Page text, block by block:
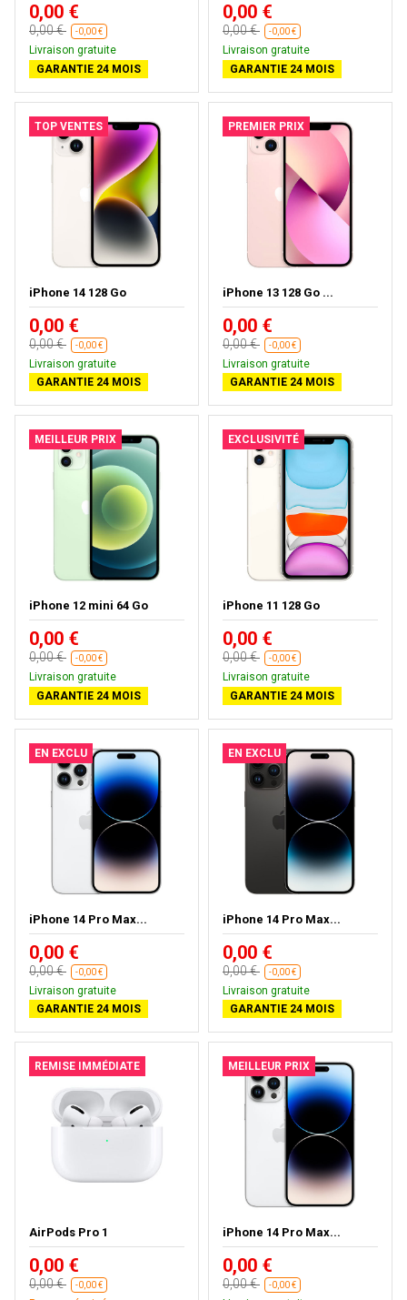
0,00 €
0,00 € -0,00 €
Livraison gratuite
GARANTIE 24 MOIS
0,00 €
0,00 € -0,00 €
Livraison gratuite
GARANTIE 24 MOIS
TOP VENTES
iPhone 14 128 Go
0,00 €
0,00 € -0,00 €
Livraison gratuite
GARANTIE 24 MOIS
PREMIER PRIX
iPhone 13 128 Go ...
0,00 €
0,00 € -0,00 €
Livraison gratuite
GARANTIE 24 MOIS
MEILLEUR PRIX
iPhone 12 mini 64 Go
0,00 €
0,00 € -0,00 €
Livraison gratuite
GARANTIE 24 MOIS
EXCLUSIVITÉ
iPhone 11 128 Go
0,00 €
0,00 € -0,00 €
Livraison gratuite
GARANTIE 24 MOIS
EN EXCLU
iPhone 14 Pro Max...
0,00 €
0,00 € -0,00 €
Livraison gratuite
GARANTIE 24 MOIS
EN EXCLU
iPhone 14 Pro Max...
0,00 €
0,00 € -0,00 €
Livraison gratuite
GARANTIE 24 MOIS
REMISE IMMÉDIATE
AirPods Pro 1
0,00 €
0,00 € -0,00 €
MEILLEUR PRIX
iPhone 14 Pro Max...
0,00 €
0,00 € -0,00 €